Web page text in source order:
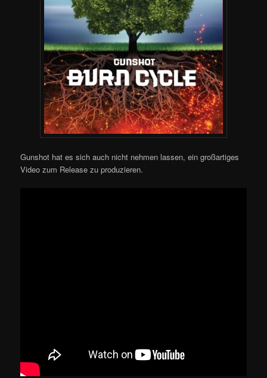
Gunshot hat es sich auch nicht nehmen lassen, ein großartiges
Video zum Release zu produzieren.